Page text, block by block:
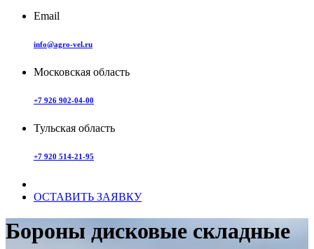
Email
info@agro-vel.ru
Московская область
+7 926 902-04-00
Тульская область
+7 920 514-21-95
ОСТАВИТЬ ЗАЯВКУ
Бороны дисковые складные